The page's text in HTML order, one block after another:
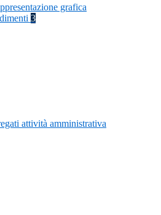
grafica
3
attività amministrativa